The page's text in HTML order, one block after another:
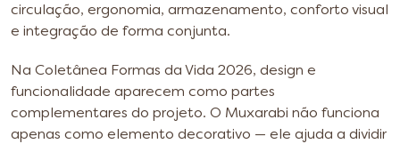
circulação, ergonomia, armazenamento, conforto visual
e integração de forma conjunta.
Na Coletânea Formas da Vida 2026, design e
funcionalidade aparecem como partes
complementares do projeto. O Muxarabi não funciona
apenas como elemento decorativo — ele ajuda a dividir